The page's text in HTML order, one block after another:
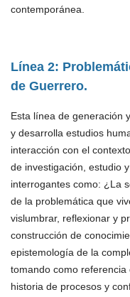
contemporánea.
Línea 2:
de Guerrero.
Esta línea de generación
y desarrolla estudios
interacción con el
de investigación, estudio
interrogantes como: ¿La
de la problemática que
vislumbrar, reflexionar y
construcción de
epistemología de la
tomando como
historia de procesos y